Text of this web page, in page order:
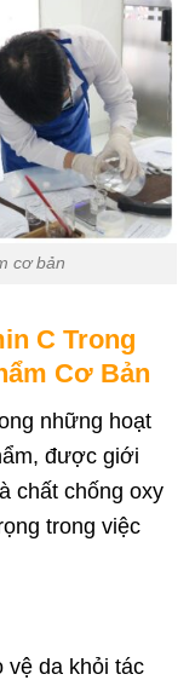
cơ bản
C Trong
Cơ Bản
những hoạt
được giới
chất chống oxy
trong việc
vệ da khỏi tác